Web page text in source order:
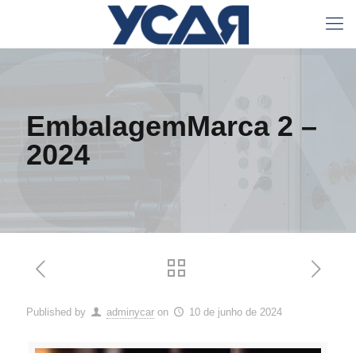
EmbalagemMarca 2 –
2024
Published by adminycar on 10 de junho de 2024